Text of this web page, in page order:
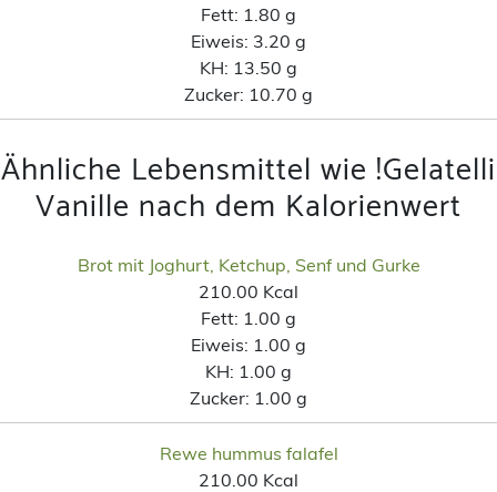
Fett: 1.80 g
Eiweis: 3.20 g
KH: 13.50 g
Zucker: 10.70 g
Ähnliche Lebensmittel wie !Gelatelli
Vanille nach dem Kalorienwert
Brot mit Joghurt, Ketchup, Senf und Gurke
210.00 Kcal
Fett: 1.00 g
Eiweis: 1.00 g
KH: 1.00 g
Zucker: 1.00 g
Rewe hummus falafel
210.00 Kcal